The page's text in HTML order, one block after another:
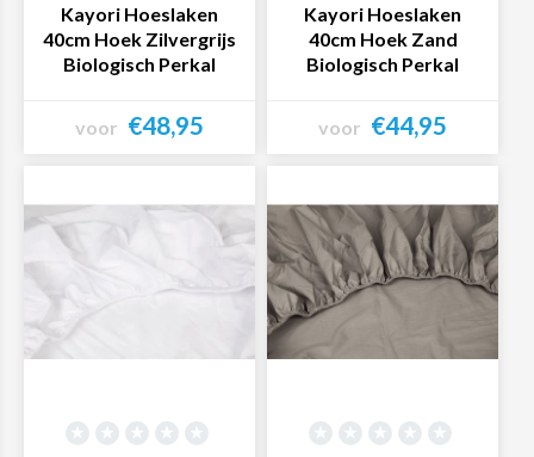
Kayori Hoeslaken
40cm Hoek Zilvergrijs
Biologisch Perkal
voor €48,95
Kayori Hoeslaken
40cm Hoek Zand
Biologisch Perkal
voor €44,95